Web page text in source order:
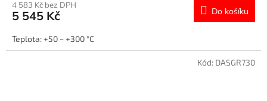
A
4 583 Kč bez DPH
5 545 Kč Do košíku
Teplota: +50 ~ +300 °C
Kód: DASGR730